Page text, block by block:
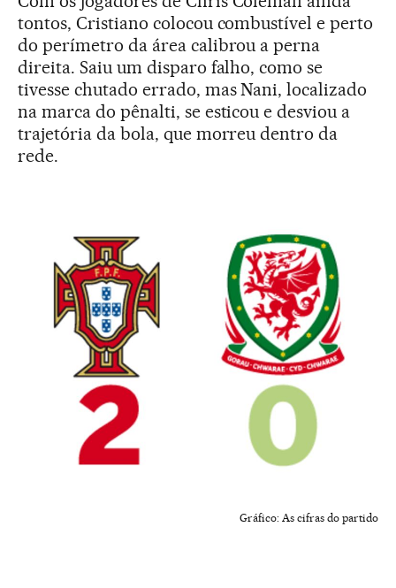
tontos, Cristiano colocou combustível e perto
do perímetro da área calibrou a perna
direita. Saiu um disparo falho, como se
tivesse chutado errado, mas Nani, localizado
na marca do pênalti, se esticou e desviou a
trajetória da bola, que morreu dentro da
rede.
Gráfico: As cifras do partido